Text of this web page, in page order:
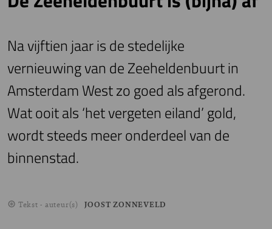
Na vijftien jaar is de stedelijke
vernieuwing van de Zeeheldenbuurt in
Amsterdam West zo goed als afgerond.
Wat ooit als ‘het vergeten eiland’ gold,
wordt steeds meer onderdeel van de
binnenstad.
Tekst - auteur(s) JOOST ZONNEVELD